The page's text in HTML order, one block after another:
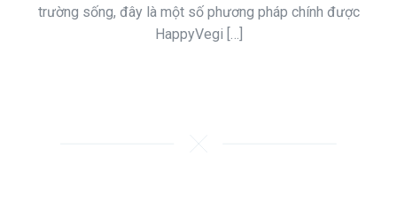
trường sống, đây là một số phương pháp chính được
HappyVegi […]